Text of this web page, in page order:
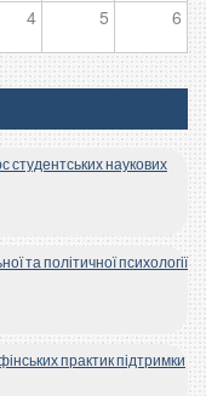
4 5 6
студентських наукових
та політичної психології
практик підтримки